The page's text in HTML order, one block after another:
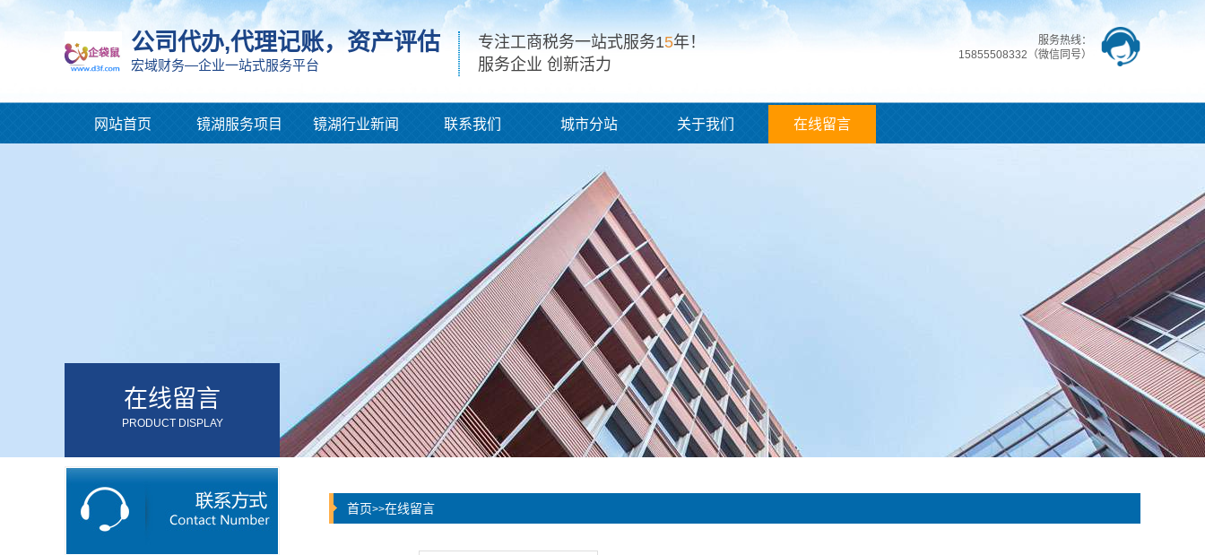
公司代办,代理记账，资产评估
宏域财务—企业一站式服务平台
专注工商税务一站式服务15年！
服务企业 创新活力
服务热线：
15855508332（微信同号）
网站首页 镜湖服务项目 镜湖行业新闻 联系我们 城市分站 关于我们 在线留言
在线留言
PRODUCT DISPLAY
首页>>在线留言